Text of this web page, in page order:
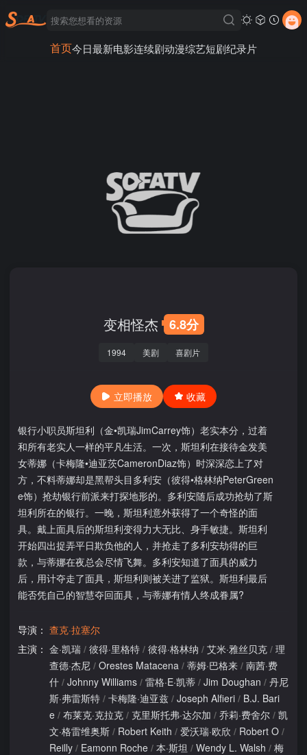
首页今日最新电影连续剧动漫综艺短剧纪录片
变相怪杰 6.8分
1994 美剧 喜剧片
立即播放 收藏
银行小职员斯坦利（金•凯瑞JimCarrey饰）老实本分，过着
和所有老实人一样的平凡生活。一次，斯坦利在接待金发美
女蒂娜（卡梅隆•迪亚茨CameronDiaz饰）时深深恋上了对
方，不料蒂娜却是黑帮头目多利安（彼得•格林纳PeterGreen
e饰）抢劫银行前派来打探地形的。多利安随后成功抢劫了斯
坦利所在的银行。一晚，斯坦利意外获得了一个奇怪的面
具。戴上面具后的斯坦利变得力大无比、身手敏捷。斯坦利
开始四出捉弄平日欺负他的人，并抢走了多利安劫得的巨
款，与蒂娜在夜总会尽情飞舞。多利安知道了面具的威力
后，用计夺走了面具，斯坦利则被关进了监狱。斯坦利最后
能否凭自己的智慧夺回面具，与蒂娜有情人终成眷属?
导演： 查克·拉塞尔
主演： 金·凯瑞 / 彼得·里格特 / 彼得·格林纳 / 艾米·雅丝贝克 / 理
查德·杰尼 / Orestes Matacena / 蒂姆·巴格来 / 南茜·费
什 / Johnny Williams / 雷格·E·凯蒂 / Jim Doughan / 丹尼
斯·弗雷斯特 / 卡梅隆·迪亚兹 / Joseph Alfieri / B.J. Bari
e / 布莱克·克拉克 / 克里斯托弗·达尔加 / 乔莉·费舍尔 / 凯
文·格雷维奥斯 / Robert Keith / 爱沃瑞·欧欣 / Robert O /
Reilly / Eamonn Roche / 本·斯坦 / Wendy L. Walsh / 梅